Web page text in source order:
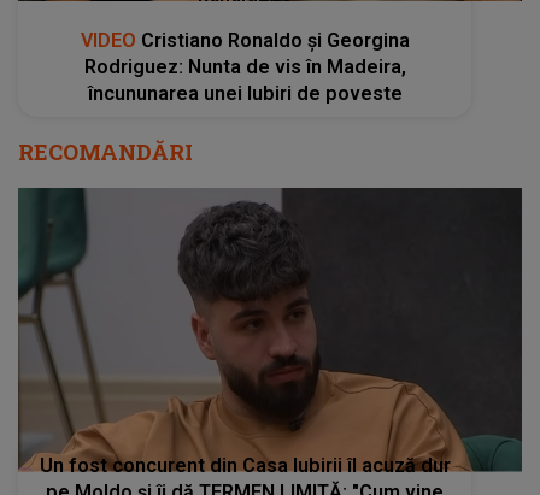
VIDEO Cristiano Ronaldo și Georgina
Rodriguez: Nunta de vis în Madeira,
încununarea unei Iubiri de poveste
RECOMANDĂRI
Un fost concurent din Casa Iubirii îl acuză dur